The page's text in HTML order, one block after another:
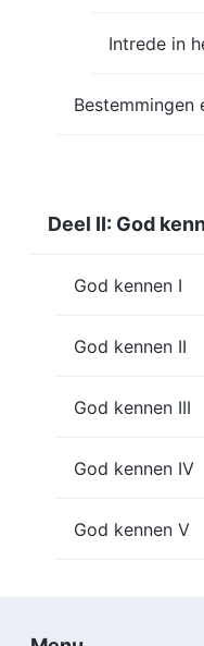
Intrede in
Bestemmingen
Deel II: God
God kennen I
God kennen II
God kennen III
God kennen IV
God kennen V